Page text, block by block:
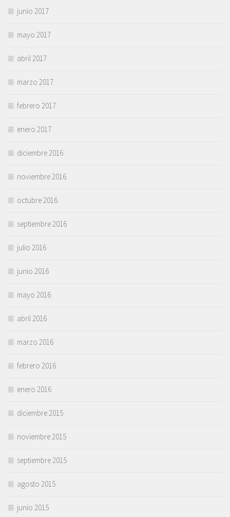
junio 2017
mayo 2017
abril 2017
marzo 2017
febrero 2017
enero 2017
diciembre 2016
noviembre 2016
octubre 2016
septiembre 2016
julio 2016
junio 2016
mayo 2016
abril 2016
marzo 2016
febrero 2016
enero 2016
diciembre 2015
noviembre 2015
septiembre 2015
agosto 2015
junio 2015